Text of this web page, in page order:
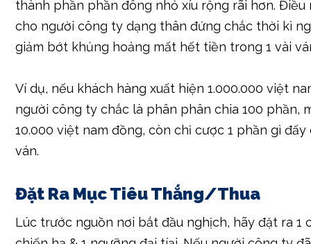
(như tiền ăn uống, tiền thuê công ty, tiền học) để
game.
Thay vì chưng đặt cược hoàn toàn số chuyển ra
trong hồ hết ván duy nhất, hãy phân chia nhỏ
thành phần phần đông nhỏ xíu rộng rãi hơn. Điều
giảm bớt khủng hoảng mất hết tiền trong 1 vài
Ví dụ, nếu khách hàng xuất hiện 1.000.000 việt